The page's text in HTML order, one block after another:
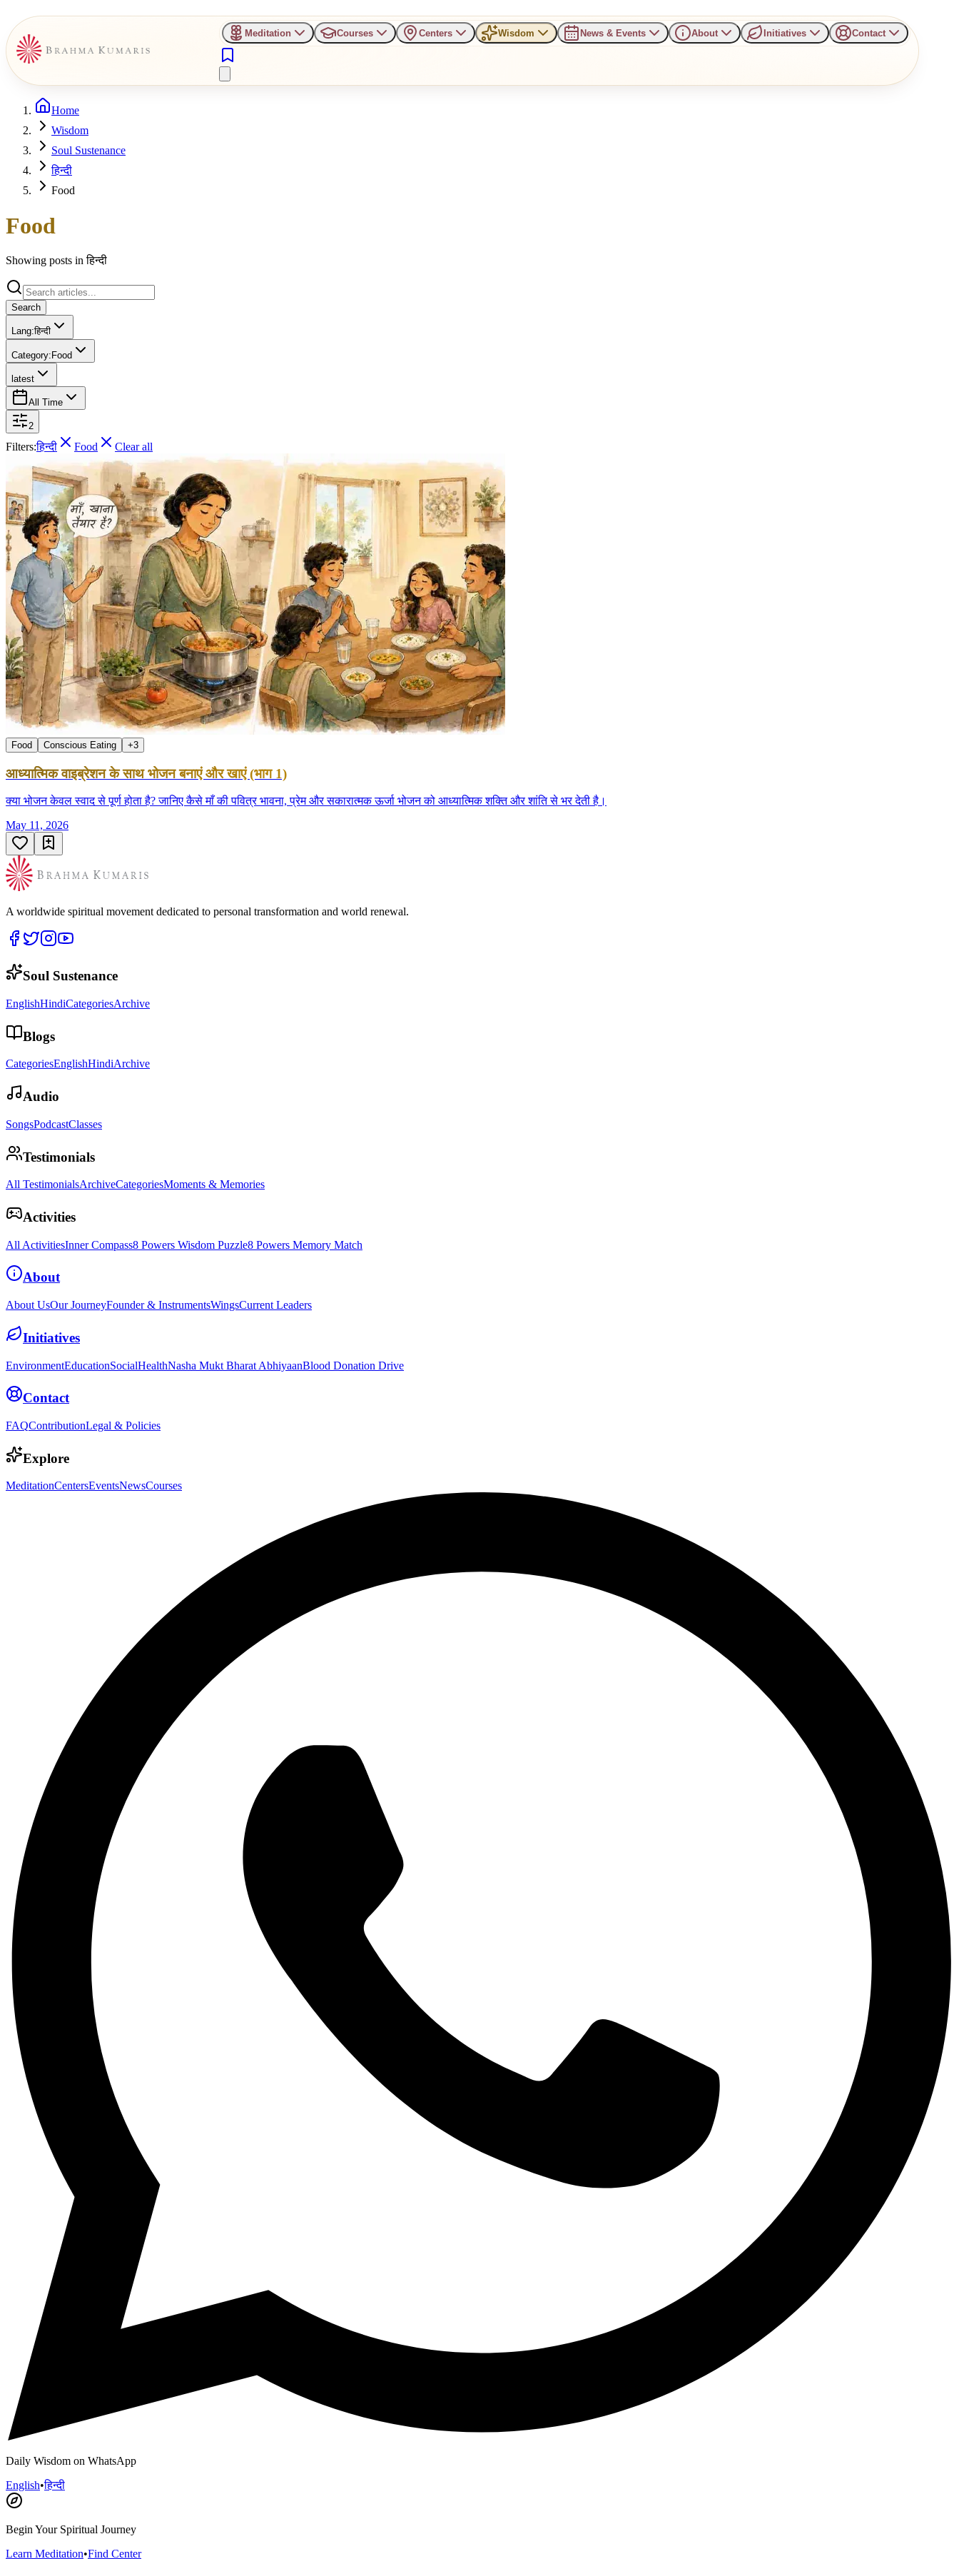
Meditation Courses Centers Wisdom News & Events About Initiatives Contact
Home
Wisdom
Soul Sustenance
हिन्दी
Food
Food
Showing posts inहिन्दी
Search
Lang:हिन्दी
Category: Food
latest
All Time
2
Filters:हिन्दी Food Clear all
Food Conscious Eating +3
आध्यात्मिक वाइब्रेशन के साथ भोजन बनाएं और खाएं (भाग 1)
क्या भोजन केवल स्वाद से पूर्ण होता है? जानिए कैसे माँ की पवित्र भावना, प्रेम और सकारात्मक ऊर्जा भोजन को आध्यात्मिक शक्ति और शांति से भर देती है।
May 11, 2026
A worldwide spiritual movement dedicated to personal transformation and world renewal.
Soul Sustenance
EnglishHindiCategoriesArchive
Blogs
CategoriesEnglishHindiArchive
Audio
SongsPodcastClasses
Testimonials
All TestimonialsArchiveCategoriesMoments & Memories
Activities
All ActivitiesInner Compass8 Powers Wisdom Puzzle8 Powers Memory Match
About
About UsOur JourneyFounder & InstrumentsWingsCurrent Leaders
Initiatives
EnvironmentEducationSocialHealthNasha Mukt Bharat AbhiyaanBlood Donation Drive
Contact
FAQContributionLegal & Policies
Explore
MeditationCentersEventsNewsCourses
Daily Wisdom on WhatsApp
English•हिन्दी
Begin Your Spiritual Journey
Learn Meditation•Find Center